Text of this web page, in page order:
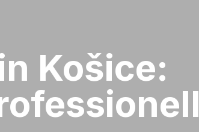
Košice: